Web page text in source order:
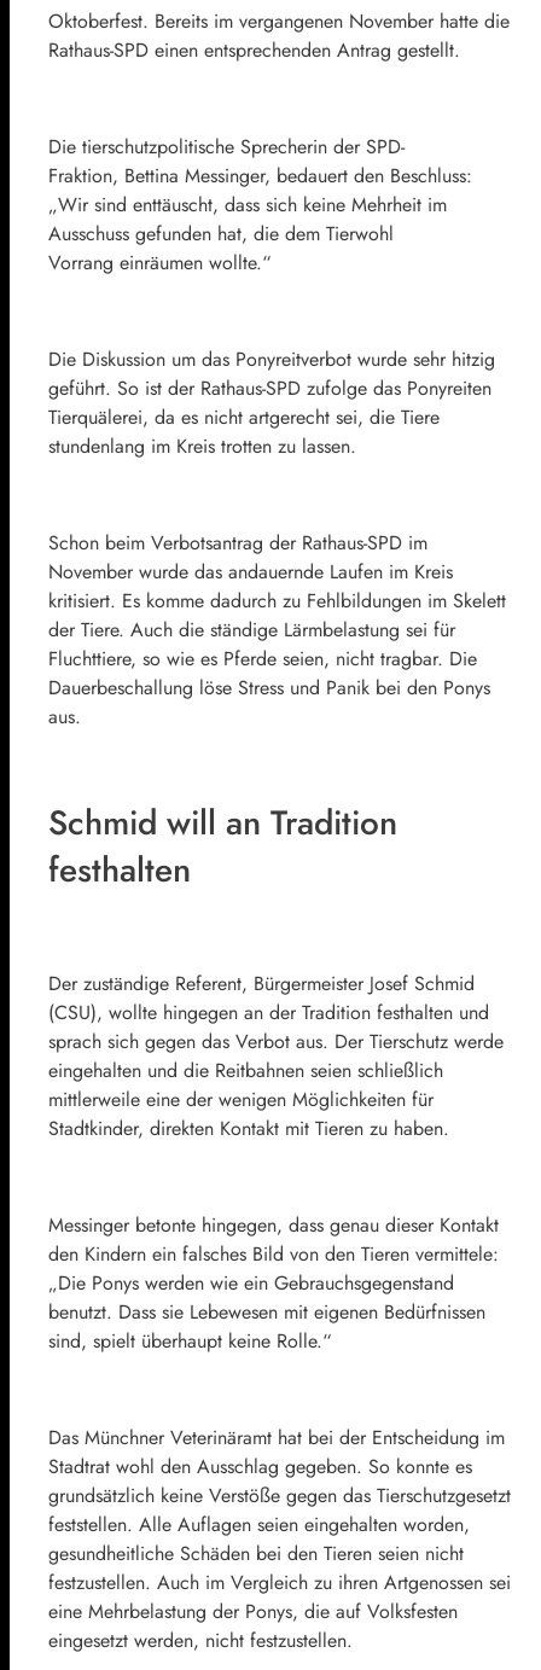
Oktoberfest. Bereits im vergangenen November hatte die
Rathaus-SPD einen entsprechenden Antrag gestellt.
Die tierschutzpolitische Sprecherin der SPD-
Fraktion, Bettina Messinger, bedauert den Beschluss:
„Wir sind enttäuscht, dass sich keine Mehrheit im
Ausschuss gefunden hat, die dem Tierwohl
Vorrang einräumen wollte.“
Die Diskussion um das Ponyreitverbot wurde sehr hitzig
geführt. So ist der Rathaus-SPD zufolge das Ponyreiten
Tierquälerei, da es nicht artgerecht sei, die Tiere
stundenlang im Kreis trotten zu lassen.
Schon beim Verbotsantrag der Rathaus-SPD im
November wurde das andauernde Laufen im Kreis
kritisiert. Es komme dadurch zu Fehlbildungen im Skelett
der Tiere. Auch die ständige Lärmbelastung sei für
Fluchttiere, so wie es Pferde seien, nicht tragbar. Die
Dauerbeschallung löse Stress und Panik bei den Ponys
aus.
Schmid will an Tradition
festhalten
Der zuständige Referent, Bürgermeister Josef Schmid
(CSU), wollte hingegen an der Tradition festhalten und
sprach sich gegen das Verbot aus. Der Tierschutz werde
eingehalten und die Reitbahnen seien schließlich
mittlerweile eine der wenigen Möglichkeiten für
Stadtkinder, direkten Kontakt mit Tieren zu haben.
Messinger betonte hingegen, dass genau dieser Kontakt
den Kindern ein falsches Bild von den Tieren vermittele:
„Die Ponys werden wie ein Gebrauchsgegenstand
benutzt. Dass sie Lebewesen mit eigenen Bedürfnissen
sind, spielt überhaupt keine Rolle.“
Das Münchner Veterinäramt hat bei der Entscheidung im
Stadtrat wohl den Ausschlag gegeben. So konnte es
grundsätzlich keine Verstöße gegen das Tierschutzgesetzt
feststellen. Alle Auflagen seien eingehalten worden,
gesundheitliche Schäden bei den Tieren seien nicht
festzustellen. Auch im Vergleich zu ihren Artgenossen sei
eine Mehrbelastung der Ponys, die auf Volksfesten
eingesetzt werden, nicht festzustellen.